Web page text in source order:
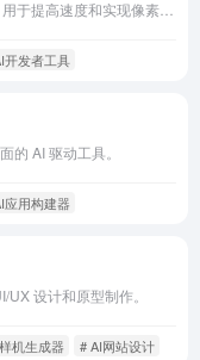
开发者工具
的 AI 驱动工具。
应用构建器
设计和原型制作。
机生成器 # AI网站设计